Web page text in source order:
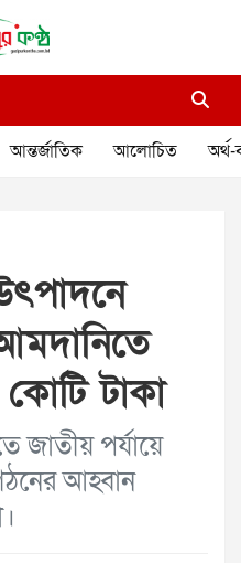
আন্তর্জাতিক আলোচিত অর্থ-
টাকা
জাতীয় পর্যায়ে
আহ্বান